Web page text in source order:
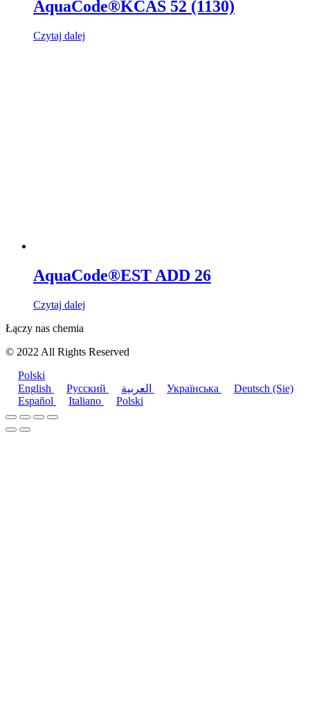
AquaCode®KCAS 52 (1130)
Czytaj dalej
AquaCode®EST ADD 26
Czytaj dalej
Łączy nas chemia
© 2022 All Rights Reserved
Polski
English
Русский Українська
Deutsch (Sie)
Español
Italiano Polski